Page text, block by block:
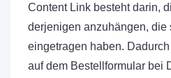
Content Link besteht darin,
derjenigen anzuhängen, die
eingetragen haben.
auf dem Bestellformular bei